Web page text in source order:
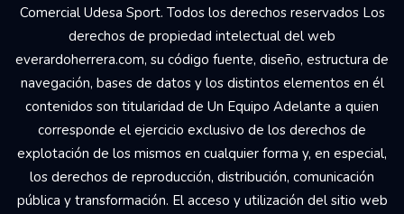
Comercial Udesa Sport. Todos los derechos reservados Los
derechos de propiedad intelectual del web
everardoherrera.com, su código fuente, diseño, estructura de
navegación, bases de datos y los distintos elementos en él
contenidos son titularidad de Un Equipo Adelante a quien
corresponde el ejercicio exclusivo de los derechos de
explotación de los mismos en cualquier forma y, en especial,
los derechos de reproducción, distribución, comunicación
pública y transformación. El acceso y utilización del sitio web